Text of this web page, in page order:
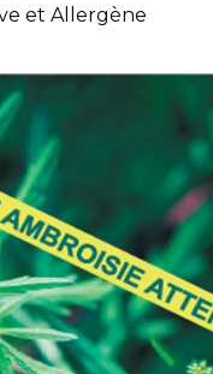
et Allergène